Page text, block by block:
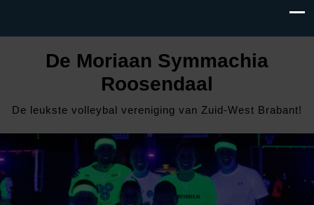
De Moriaan Symmachia
Roosendaal
De leukste volleybal vereniging van Zuid-West Brabant!